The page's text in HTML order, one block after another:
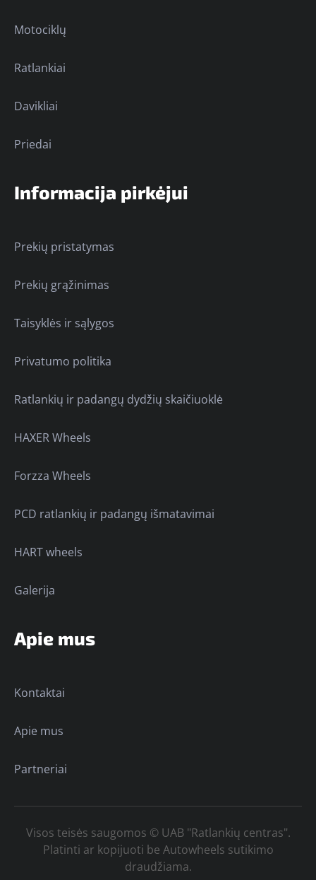
Motociklų
Ratlankiai
Davikliai
Priedai
Informacija pirkėjui
Prekių pristatymas
Prekių grąžinimas
Taisyklės ir sąlygos
Privatumo politika
Ratlankių ir padangų dydžių skaičiuoklė
HAXER Wheels
Forzza Wheels
PCD ratlankių ir padangų išmatavimai
HART wheels
Galerija
Apie mus
Kontaktai
Apie mus
Partneriai
Visos teisės saugomos © UAB "Ratlankių centras".
Platinti ar kopijuoti be Autowheels sutikimo
draudžiama.